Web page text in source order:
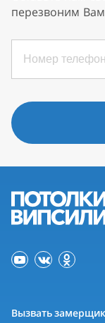
перезвоним
Вызвать